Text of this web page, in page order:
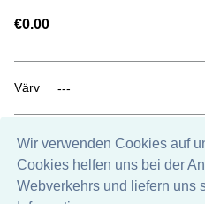
Wir verwenden Cookies auf
Cookies helfen uns bei der
Webverkehrs und liefern uns
€0.00
Värv
Nicht auf Lager